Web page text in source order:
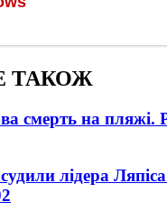
ТАКОЖ
смерть на
лідера